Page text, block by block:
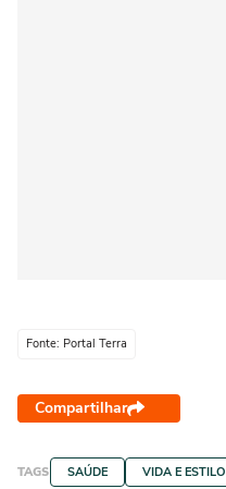
Fonte: Portal Terra
Compartilhar
TAGS SAÚDE VIDA E ESTILO